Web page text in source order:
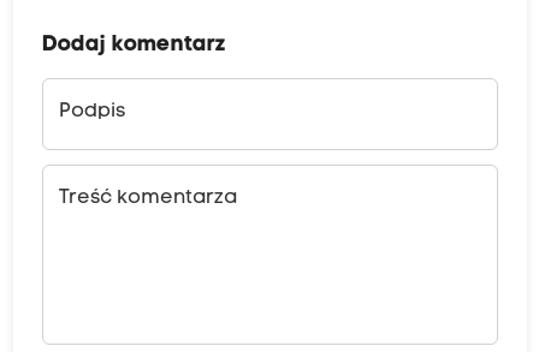
Dodaj komentarz
Podpis
Treść komentarza